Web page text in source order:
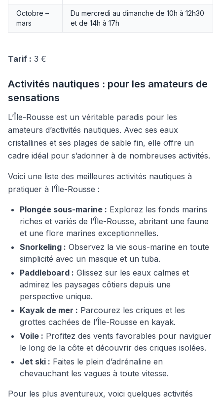
Octobre –
mars
Du mercredi au dimanche de 10h à 12h30
et de 14h à 17h
Tarif : 3 €
Activités nautiques : pour les amateurs de
sensations
L’Île-Rousse est un véritable paradis pour les
amateurs d’activités nautiques. Avec ses eaux
cristallines et ses plages de sable fin, elle offre un
cadre idéal pour s’adonner à de nombreuses activités.
Voici une liste des meilleures activités nautiques à
pratiquer à l’Île-Rousse :
Plongée sous-marine : Explorez les fonds marins
riches et variés de l’Île-Rousse, abritant une faune
et une flore marines exceptionnelles.
Snorkeling : Observez la vie sous-marine en toute
simplicité avec un masque et un tuba.
Paddleboard : Glissez sur les eaux calmes et
admirez les paysages côtiers depuis une
perspective unique.
Kayak de mer : Parcourez les criques et les
grottes cachées de l’Île-Rousse en kayak.
Voile : Profitez des vents favorables pour naviguer
le long de la côte et découvrir des criques isolées.
Jet ski : Faites le plein d’adrénaline en
chevauchant les vagues à toute vitesse.
Pour les plus aventureux, voici quelques activités